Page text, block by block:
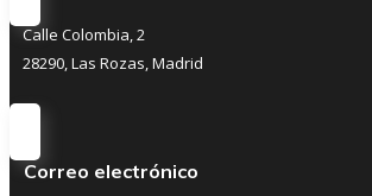
Calle Colombia, 2
28290, Las Rozas, Madrid
Correo electrónico